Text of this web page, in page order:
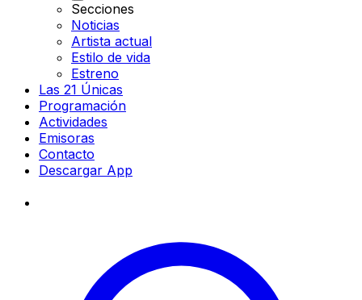
Secciones
Noticias
Artista actual
Estilo de vida
Estreno
Las 21 Únicas
Programación
Actividades
Emisoras
Contacto
Descargar App